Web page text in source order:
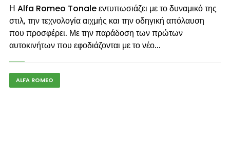
Η Alfa Romeo Tonale εντυπωσιάζει με το δυναμικό της
στιλ, την τεχνολογία αιχμής και την οδηγική απόλαυση
που προσφέρει. Με την παράδοση των πρώτων
αυτοκινήτων που εφοδιάζονται με το νέο...
ALFA ROMEO